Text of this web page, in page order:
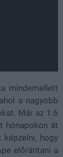
mindemellett
a nagyobb
Már az 1.6
hónapokon át
képzelni, hogy
előrántani a